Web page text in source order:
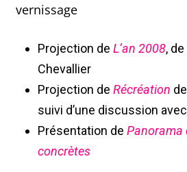
vernissage
Projection deL’an 2008,
Chevallier
Projection deRécréation
suivi d’une discussion
Présentation dePanorama
concrètes